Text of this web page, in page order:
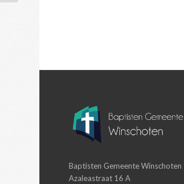
Baptisten Gemeente Winschoten
Azaleastraat 16 A